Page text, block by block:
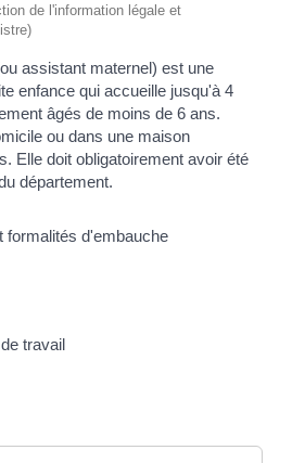
de l'information légale et
assistant maternel) est une
enfance qui accueille jusqu'à 4
âgés de moins de 6 ans.
ou dans une maison
Elle doit obligatoirement avoir été
département.
formalités d'embauche
travail